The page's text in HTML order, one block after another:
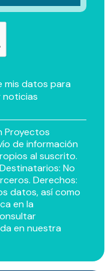
datos para
Proyectos
de información
al suscrito.
No
Derechos:
datos, así como
en la
en nuestra